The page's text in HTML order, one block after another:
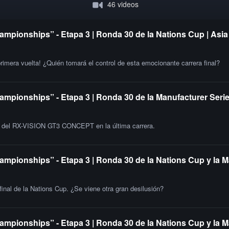
46 videos
- Etapa 3 | Ronda 30 de la Nations Cup | Asia
vuelta! ¿Quién tomará el control de esta emocionante carrera final?
- Etapa 3 | Ronda 30 de la Manufacturer
RX-VISION GT3 CONCEPT en la última carrera.
- Etapa 3 | Ronda 30 de la Nations Cup y la
de la Nations Cup. ¿Se viene otra gran desilusión?
- Etapa 3 | Ronda 30 de la Nations Cup y la